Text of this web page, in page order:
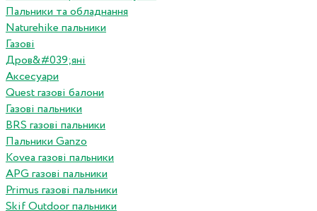
Пальники та обладнання
Naturehike пальники
Газові
Дров&#039;яні
Аксесуари
Quest газові балони
Газові пальники
BRS газові пальники
Пальники Ganzo
Kovea газові пальники
APG газові пальники
Primus газові пальники
Skif Outdoor пальники